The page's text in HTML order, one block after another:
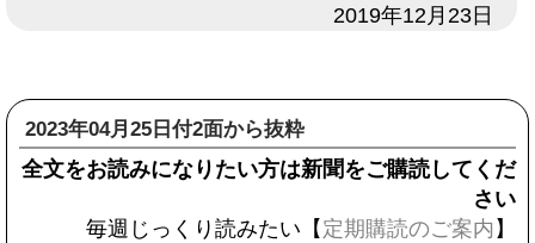
2019年12月23日
2023年04月25日付2面から抜粋
全文をお読みになりたい方は新聞をご購読してくだ
さい
毎週じっくり読みたい【 定期購読のご案内 】